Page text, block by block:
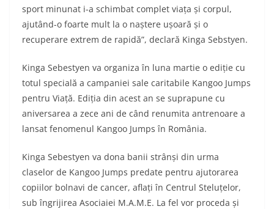
sport minunat i-a schimbat complet viața și corpul,
ajutând-o foarte mult la o naștere ușoară și o
recuperare extrem de rapidă”, declară Kinga Sebstyen.
Kinga Sebestyen va organiza în luna martie o ediție cu
totul specială a campaniei sale caritabile Kangoo Jumps
pentru Viață. Ediția din acest an se suprapune cu
aniversarea a zece ani de când renumita antrenoare a
lansat fenomenul Kangoo Jumps în România.
Kinga Sebestyen va dona banii strânși din urma
claselor de Kangoo Jumps predate pentru ajutorarea
copiilor bolnavi de cancer, aflați în Centrul Steluțelor,
sub îngrijirea Asociaiei M.A.M.E. La fel vor proceda și